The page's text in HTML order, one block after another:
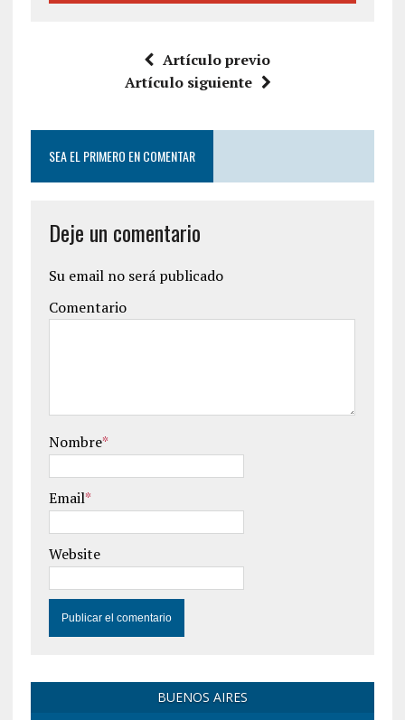
Artículo previo
Artículo siguiente
SEA EL PRIMERO EN COMENTAR
Deje un comentario
Su email no será publicado
Comentario
Nombre*
Email*
Website
BUENOS AIRES